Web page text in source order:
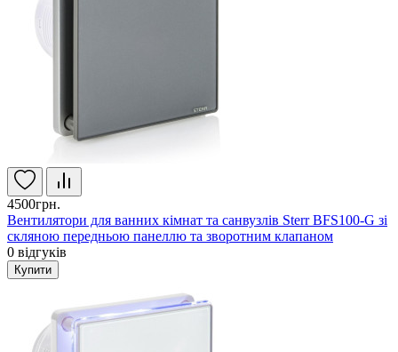
4500грн.
Вентилятори для ванних кімнат та санвузлів Sterr BFS100-G зі
скляною передньою панеллю та зворотним клапаном
0 відгуків
Купити